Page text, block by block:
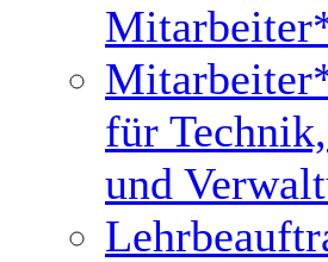
für
und